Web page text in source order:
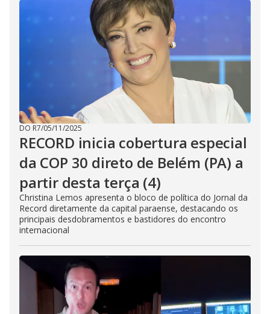
DO R7/05/11/2025
RECORD inicia cobertura especial
da COP 30 direto de Belém (PA) a
partir desta terça (4)
Christina Lemos apresenta o bloco de política do Jornal da
Record diretamente da capital paraense, destacando os
principais desdobramentos e bastidores do encontro
internacional